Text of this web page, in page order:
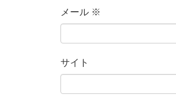
メール ※
サイト